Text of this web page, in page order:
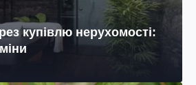
купівлю нерухомості: